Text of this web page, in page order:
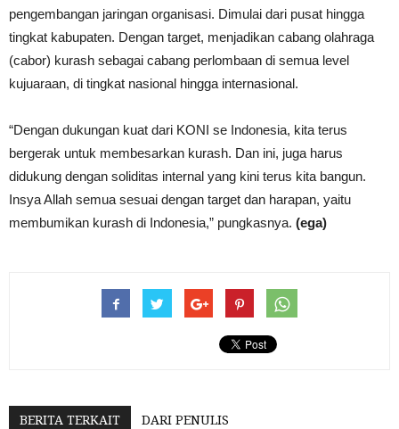
pengembangan jaringan organisasi. Dimulai dari pusat hingga
tingkat kabupaten. Dengan target, menjadikan cabang olahraga
(cabor) kurash sebagai cabang perlombaan di semua level
kujuaraan, di tingkat nasional hingga internasional.
“Dengan dukungan kuat dari KONI se Indonesia, kita terus
bergerak untuk membesarkan kurash. Dan ini, juga harus
didukung dengan soliditas internal yang kini terus kita bangun.
Insya Allah semua sesuai dengan target dan harapan, yaitu
membumikan kurash di Indonesia,” pungkasnya. (ega)
BERITA TERKAIT DARI PENULIS